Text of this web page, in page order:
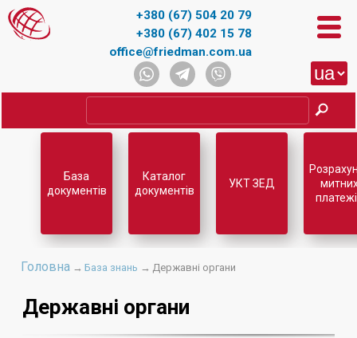
+380 (67) 504 20 79
+380 (67) 402 15 78
office@friedman.com.ua
Головна →База знань → Державні органи
Державні органи
База
документів
Каталог
документів
УКТ ЗЕД